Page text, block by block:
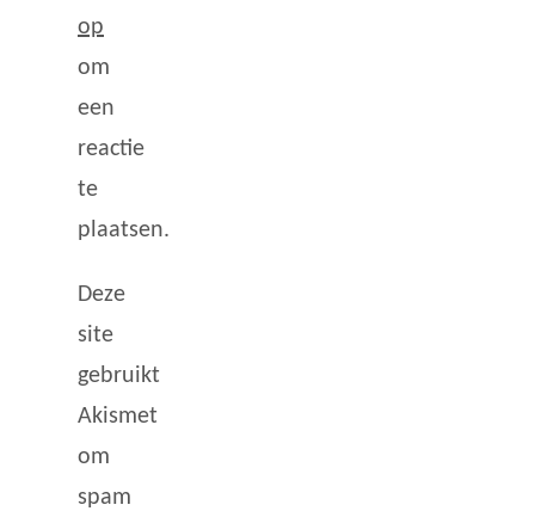
op
om
een
reactie
te
plaatsen.
Deze
site
gebruikt
Akismet
om
spam